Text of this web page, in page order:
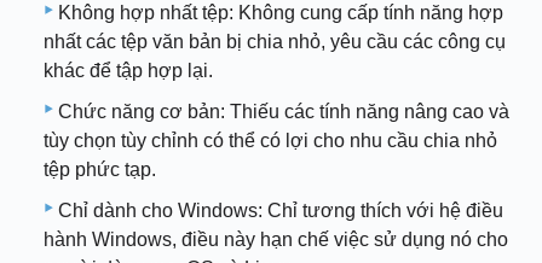
Không hợp nhất tệp: Không cung cấp tính năng hợp
nhất các tệp văn bản bị chia nhỏ, yêu cầu các công cụ
khác để tập hợp lại.
Chức năng cơ bản: Thiếu các tính năng nâng cao và
tùy chọn tùy chỉnh có thể có lợi cho nhu cầu chia nhỏ
tệp phức tạp.
Chỉ dành cho Windows: Chỉ tương thích với hệ điều
hành Windows, điều này hạn chế việc sử dụng nó cho